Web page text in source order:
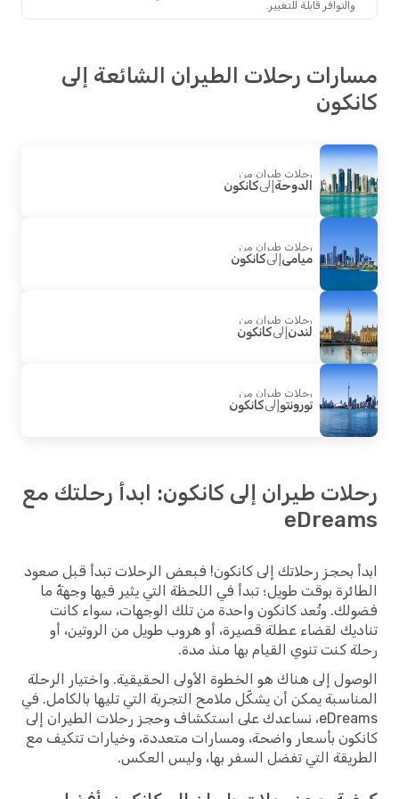
والتوافر قابلة للتغيير.
رحلات الطيران الشائعة إلى
رحلات طيران من
الدوحة إلىكانكون
رحلات طيران من
مياميإلىكانكون
رحلات طيران من
لندنإلى كانكون
رحلات طيران من
تورونتوإلىكانكون
طيران إلى كانكون: ابدأ رحلتك مع
بحجز رحلاتك إلى كانكون! فبعض الرحلات تبدأ قبل صعود
بوقت طويل؛ تبدأ في اللحظة التي يثير فيها وجهةٌ ما
وتُعد كانكون واحدة من تلك الوجهات، سواء كانت
لقضاء عطلة قصيرة، أو هروب طويل من الروتين، أو
كنت تنوي القيام بها منذ مدة.
إلى هناك هو الخطوة الأولى الحقيقية. واختيار الرحلة
يمكن أن يشكّل ملامح التجربة التي تليها بالكامل. في
eDreams، نساعدك على استكشاف وحجز رحلات الطيران إلى
بأسعار واضحة، ومسارات متعددة، وخيارات تتكيف مع
التي تفضل السفر بها، وليس العكس.